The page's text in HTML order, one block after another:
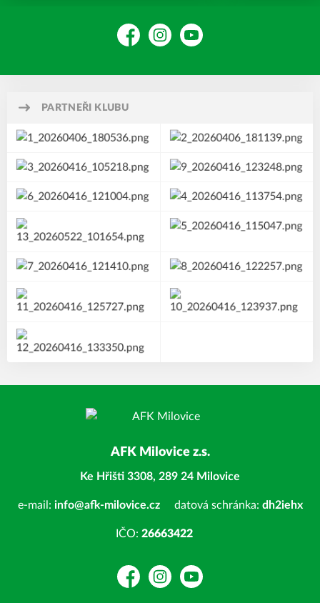
FacebookInstagramYouTube
PARTNEŘI KLUBU
AFK Milovice z.s.
Ke Hřišti 3308, 289 24 Milovice
e-mail: info@afk-milovice.czdatová schránka: dh2iehx
IČO: 26663422
FacebookInstagramYouTube